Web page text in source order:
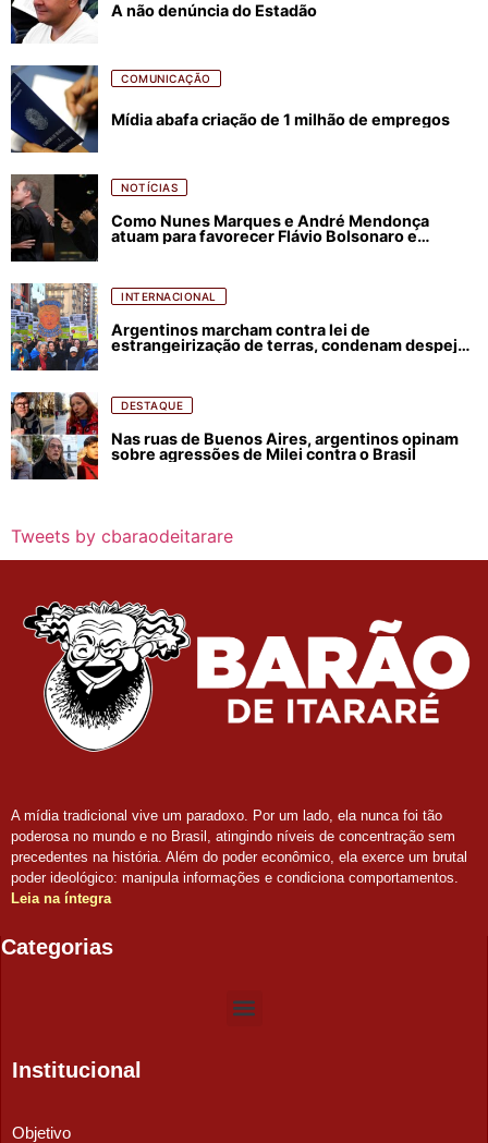
A não denúncia do Estadão
COMUNICAÇÃO
Mídia abafa criação de 1 milhão de empregos
NOTÍCIAS
Como Nunes Marques e André Mendonça
atuam para favorecer Flávio Bolsonaro e
INTERNACIONAL
Argentinos marcham contra lei de
estrangeirização de terras, condenam despejos
DESTAQUE
Nas ruas de Buenos Aires, argentinos opinam
sobre agressões de Milei contra o Brasil
Tweets by cbaraodeitarare
A mídia tradicional vive um paradoxo. Por um lado, ela nunca foi tão
poderosa no mundo e no Brasil, atingindo níveis de concentração sem
precedentes na história. Além do poder econômico, ela exerce um brutal
poder ideológico: manipula informações e condiciona comportamentos.
Leia na íntegra
Categorias
Institucional
Objetivo